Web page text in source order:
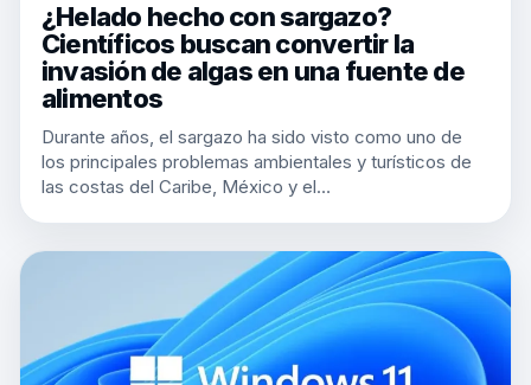
¿Helado hecho con sargazo?
Científicos buscan convertir la
invasión de algas en una fuente de
alimentos
Durante años, el sargazo ha sido visto como uno de
los principales problemas ambientales y turísticos de
las costas del Caribe, México y el…